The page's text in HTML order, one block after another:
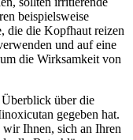
beispielsweise
die die Kopfhaut reizen
und auf eine
die Wirksamkeit von
über die
gegeben hat.
Ihnen, sich an Ihren